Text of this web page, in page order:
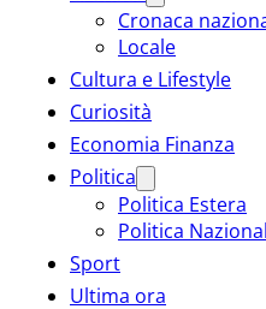
Cronaca
Locale
Cultura e Lifestyle
Curiosità
Economia Finanza
Politica
Politica Estera
Politica
Sport
Ultima ora